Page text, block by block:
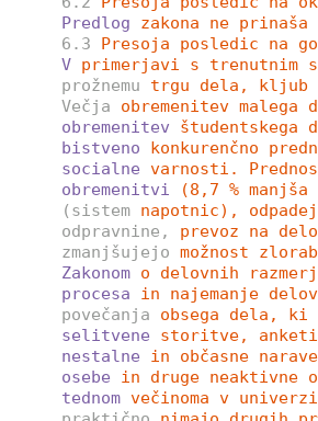
Predlog
zakona ne
6.3
Presoja posledic na
V primerjavi s trenutnim
prožnemu
trgu dela, kljub
Večja
obremenitev
obremenitev
študentskega
bistveno
konkurenčno
socialne varnosti.
obremenitvi
(8,7 %
(sistem napotnic),
odpravnine,
prevoz na
zmanjšujejo možnost
Zakonom o delovnih
procesa
in najemanje
povečanja
obsega dela,
selitvene
storitve,
nestalne
in občasne
osebe
in druge neaktivne
tednom večinoma v